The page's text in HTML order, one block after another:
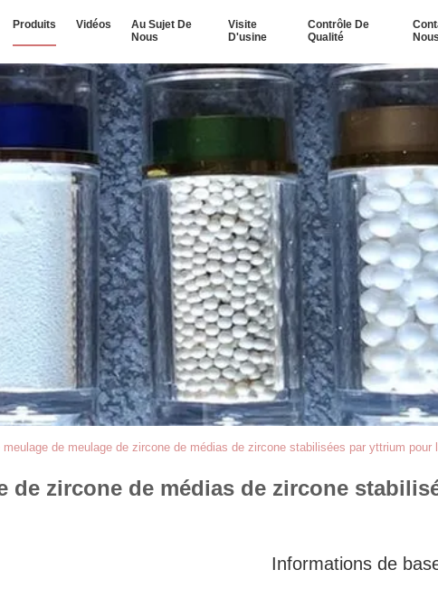
Produits Vidéos
Au Sujet De
Nous
Visite
D'usine
Contrôle De
Qualité
meulage de meulage de zircone de médias de zircone stabilisées par yttrium
de zircone de médias de zircone
Informations de